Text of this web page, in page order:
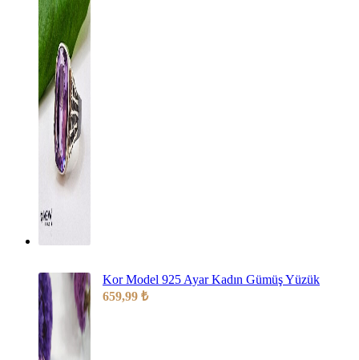
Kor Model 925 Ayar Kadın Gümüş Yüzük
659,99 ₺